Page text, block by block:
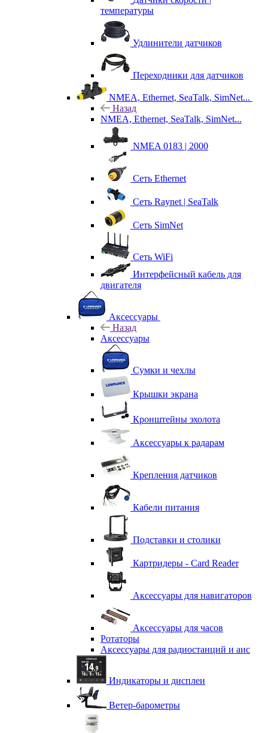
температуры
Удлинители датчиков
Переходники для датчиков
NMEA, Ethernet, SeaTalk, SimNet...
Назад
NMEA, Ethernet, SeaTalk, SimNet...
NMEA 0183 | 2000
Сеть Ethernet
Сеть Raynet | SeaTalk
Сеть SimNet
Сеть WiFi
Интерфейсный кабель для
двигателя
Аксессуары
Назад
Аксессуары
Сумки и чехлы
Крышки экрана
Кронштейны эхолота
Аксессуары к радарам
Крепления датчиков
Кабели питания
Подставки и столики
Картридеры - Card Reader
Аксессуары для навигаторов
Аксессуары для часов
Ротаторы
Аксессуары для радиостанций и аис
Индикаторы и дисплеи
Ветер-барометры